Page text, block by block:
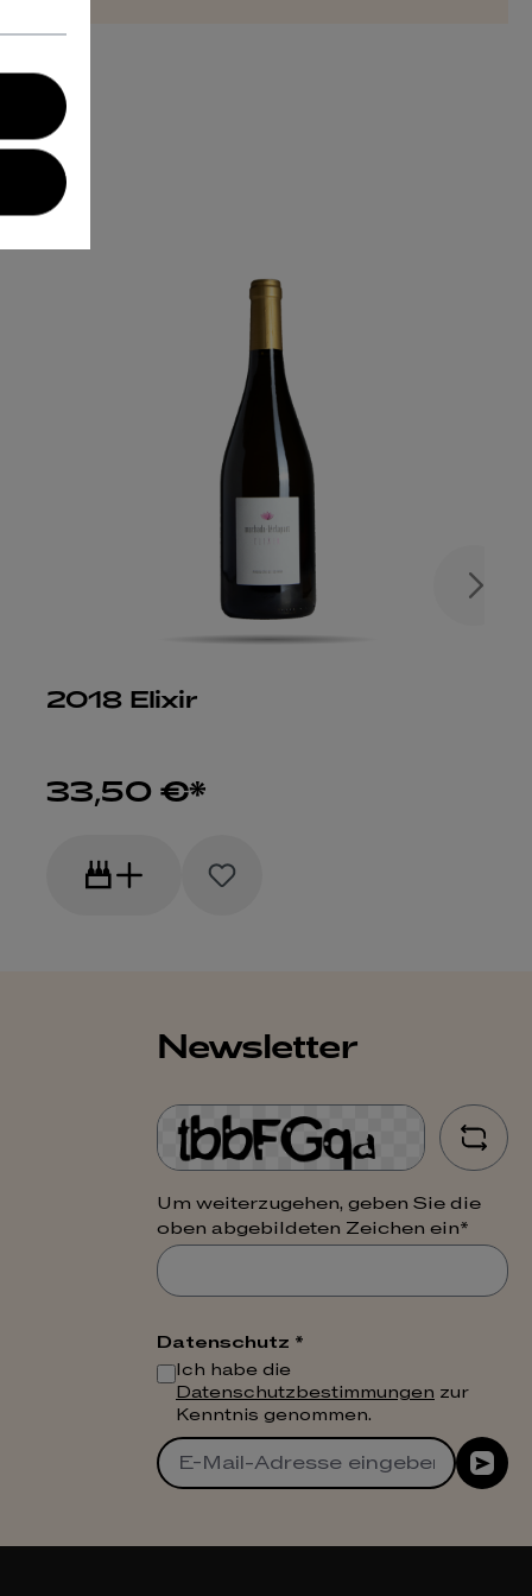
2018 Elixir
33,50 €*
Newsletter
Um weiterzugehen, geben Sie die
oben abgebildeten Zeichen ein*
Datenschutz *
Ich habe die
Datenschutzbestimmungen zur
Kenntnis genommen.